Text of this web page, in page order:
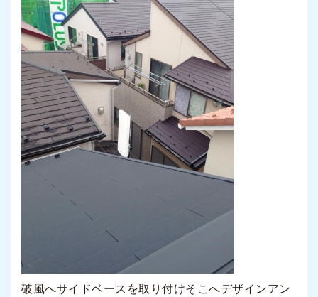
破風へサイドベースを取り付けそこへデザインアン